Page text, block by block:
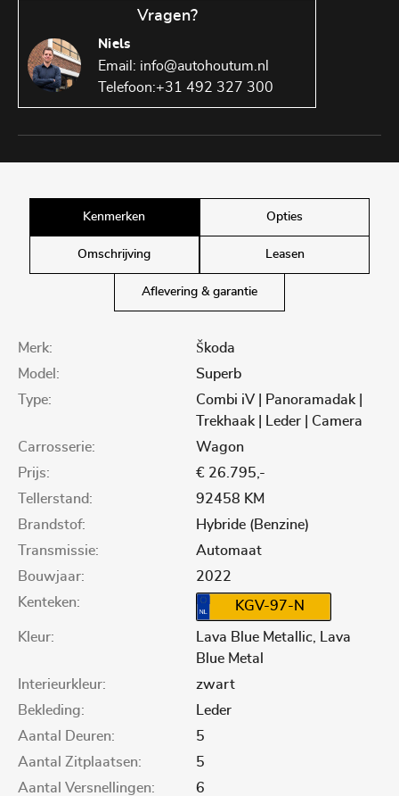
Vragen?
Niels
Email: info@autohoutum.nl
Telefoon:+31 492 327 300
Kenmerken Opties
Omschrijving Leasen
Aflevering & garantie
Merk:
Škoda
Model:
Superb
Type:
Combi iV | Panoramadak |
Trekhaak | Leder | Camera
Carrosserie:
Wagon
Prijs:
€ 26.795,-
Tellerstand:
92458 KM
Brandstof:
Hybride (Benzine)
Transmissie:
Automaat
Bouwjaar:
2022
Kenteken:
KGV-97-N
Kleur:
Lava Blue Metallic, Lava
Blue Metal
Interieurkleur:
zwart
Bekleding:
Leder
Aantal Deuren:
5
Aantal Zitplaatsen:
5
Aantal Versnellingen:
6